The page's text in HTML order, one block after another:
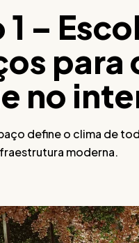
1 –
no
define o clima de
moderna.